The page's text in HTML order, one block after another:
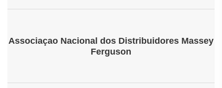
Associaçao Nacional dos Distribuidores Massey
Ferguson